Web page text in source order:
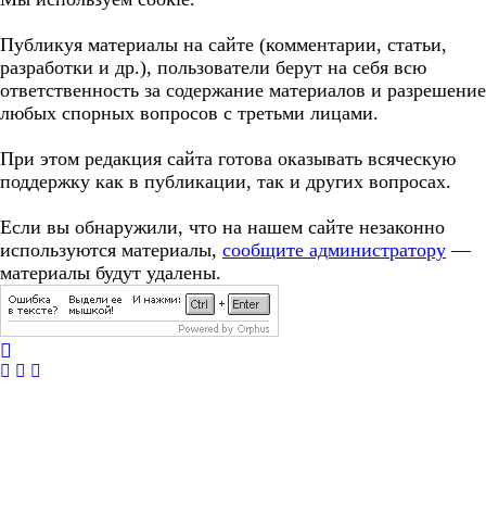
Публикуя материалы на сайте (комментарии, статьи,
разработки и др.), пользователи берут на себя всю
ответственность за содержание материалов и разрешение
любых спорных вопросов с третьми лицами.
При этом редакция сайта готова оказывать всяческую
поддержку как в публикации, так и других вопросах.
Если вы обнаружили, что на нашем сайте незаконно
используются материалы, сообщите администратору —
материалы будут удалены.